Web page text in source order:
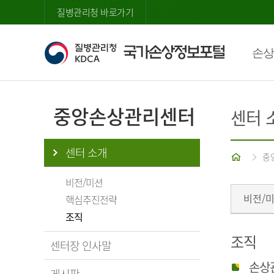
질병관리청 바로가기
손
중앙손상관리센터
센터 소개
비전/미션
핵심추진전략
조직
센터장 인사말
센터
중
비전/
조직
손상